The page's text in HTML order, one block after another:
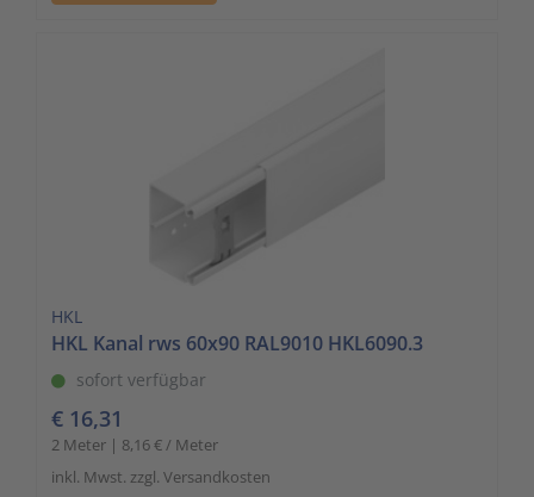
HKL
HKL Kanal rws 60x90 RAL9010 HKL6090.3
sofort verfügbar
€ 16,31
2 Meter | 8,16 € / Meter
inkl. Mwst. zzgl. Versandkosten